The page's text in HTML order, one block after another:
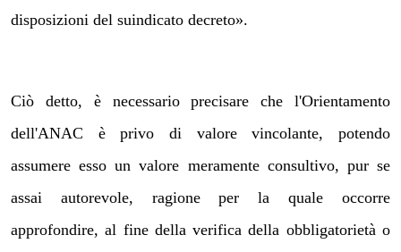
disposizioni del suindicato decreto».
Ciò detto, è necessario precisare che l'Orientamento
dell'ANAC è privo di valore vincolante, potendo
assumere esso un valore meramente consultivo, pur se
assai autorevole, ragione per la quale occorre
approfondire, al fine della verifica della obbligatorietà o